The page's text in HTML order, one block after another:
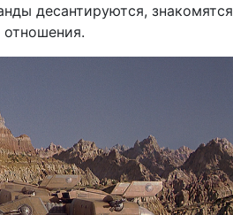
десантируются, знакомятся